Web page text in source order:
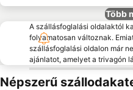
Több
A szállásfoglalási oldalaktól
folyamatosan változnak.
szállásfoglalási oldalon már
ajánlatot, amelyet a trivagón
Népszerű